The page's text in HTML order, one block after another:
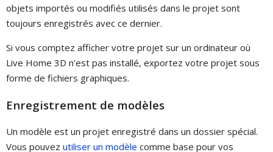
objets importés ou modifiés utilisés dans le projet sont
toujours enregistrés avec ce dernier.
Si vous comptez afficher votre projet sur un ordinateur où
Live Home 3D n’est pas installé, exportez votre projet sous
forme de fichiers graphiques.
Enregistrement de modèles
Un modèle est un projet enregistré dans un dossier spécial.
Vous pouvez utiliser un modèle comme base pour vos